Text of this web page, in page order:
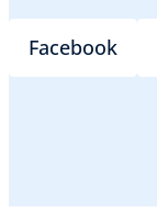
Facebook